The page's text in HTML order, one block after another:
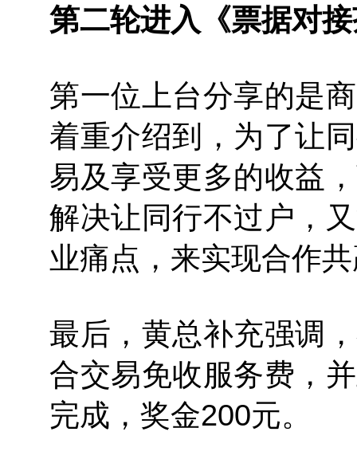
第二轮进入《票据对
第一位上台分享的是
着重介绍到，为了让
易及享受更多的收益
解决让同行不过户，
业痛点，来实现合作
最后，黄总补充强调
合交易免收服务费，
完成，奖金200元。